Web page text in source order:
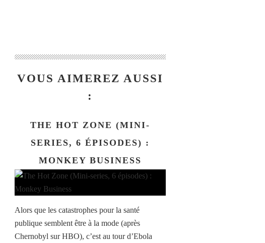
VOUS AIMEREZ AUSSI
:
THE HOT ZONE (MINI-
SERIES, 6 ÉPISODES) :
MONKEY BUSINESS
Alors que les catastrophes pour la santé
publique semblent être à la mode (après
Chernobyl sur HBO), c’est au tour d’Ebola